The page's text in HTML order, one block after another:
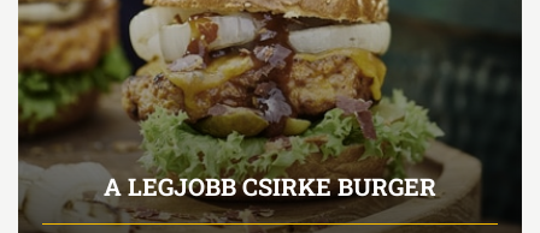
A LEGJOBB CSIRKE BURGER